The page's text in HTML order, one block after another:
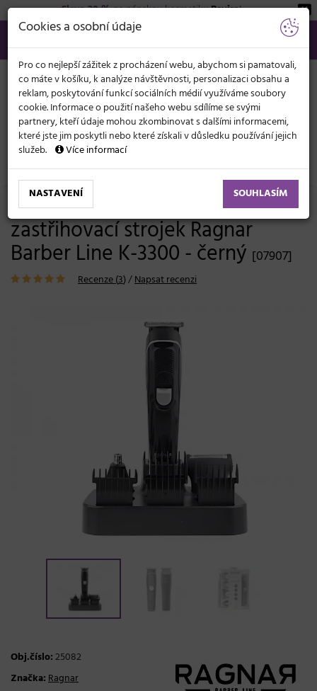
Sleva 20 %na pánskou kosmetikuBeviro!
566 440 099
info@svetkadernictvi.cz
Po−pá: 8−17
Vše o nákupu Kč
KATEGORIE
MENU
Elektronika Strojky Konturovací a dokončovací
Profesionální holicí a
zastřihovací strojek Ragnar
Barber Line K-3300 - černý [07907]
Recenze (3)/Napsat recenzi
Obj.číslo:25082
Značka:Ragnar
Cookies a osobní údaje
Pro co nejlepší zážitek z procházení webu, abychom si pamatovali,
co máte v košíku, k analýze návštěvnosti, personalizaci obsahu a
reklam, poskytování funkcí sociálních médií využíváme soubory
cookie. Informace o použití našeho webu sdílíme se svými
partnery, kteří údaje mohou zkombinovat s dalšími informacemi,
které jste jim poskytli nebo které získali v důsledku používání jejich
služeb.
Více informací
NASTAVENÍ SOUHLASÍM